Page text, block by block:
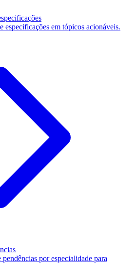
especificações em tópicos acionáveis.
por especialidade para